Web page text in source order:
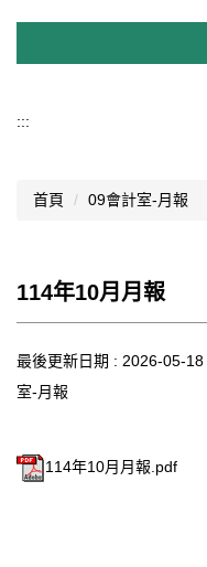
認識西松
文件資料
網站管理
西松學習歷程檔案
:::
首頁 09會計室-月報
114年10月月報
最後更新日期 : 2026-05-18
室-月報
114年10月月報.pdf